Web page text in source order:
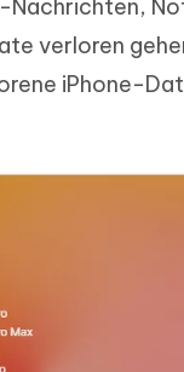
Nachrichten,
verloren
iPhone-